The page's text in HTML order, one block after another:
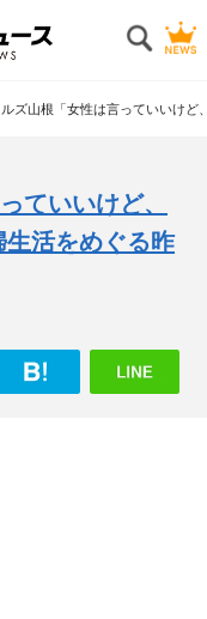
ズ山根「女性は言っていいけ
ていいけど、
活をめぐる昨